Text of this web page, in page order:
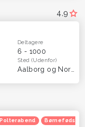
4,9
Deltagere
6 - 1000
Sted(Udenfor)
Polterabend